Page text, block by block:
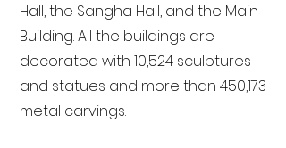
Hall, the Sangha Hall, and the Main
Building. All the buildings are
decorated with 10,524 sculptures
and statues and more than 450,173
metal carvings.